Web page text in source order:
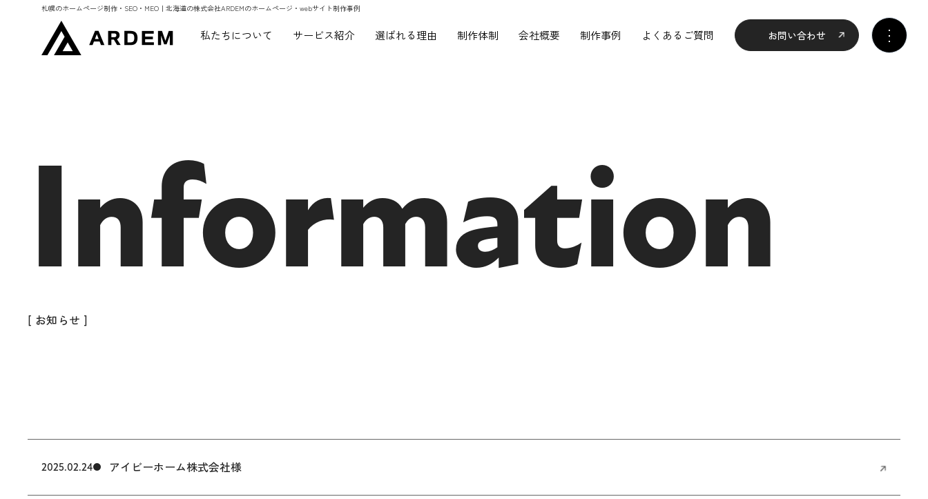
札幌のホームページ制作・SEO・MEO｜北海道の株式会社ARDEMのホームページ・webサイト制作事例
私たちについて サービス紹介 選ばれる理由 制作体制 会社概要 制作事例 よくあるご質問 お問い合わせ
Information
[ お知らせ ]
2025.02.24 アイビーホーム株式会社様